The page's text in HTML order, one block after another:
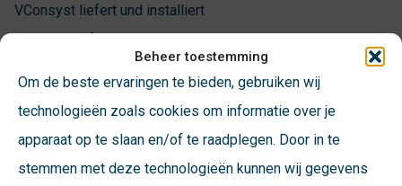
Beheer toestemming
Om de beste ervaringen te bieden, gebruiken wij
technologieën zoals cookies om informatie over je
apparaat op te slaan en/of te raadplegen. Door in te
stemmen met deze technologieën kunnen wij gegevens
VConsyst liefert und installiert
Fahrzeugbefestigungssysteme, mit denen die gechippten
Mini-Rollbehälter auf Müllwagen kontrolliert und sogar